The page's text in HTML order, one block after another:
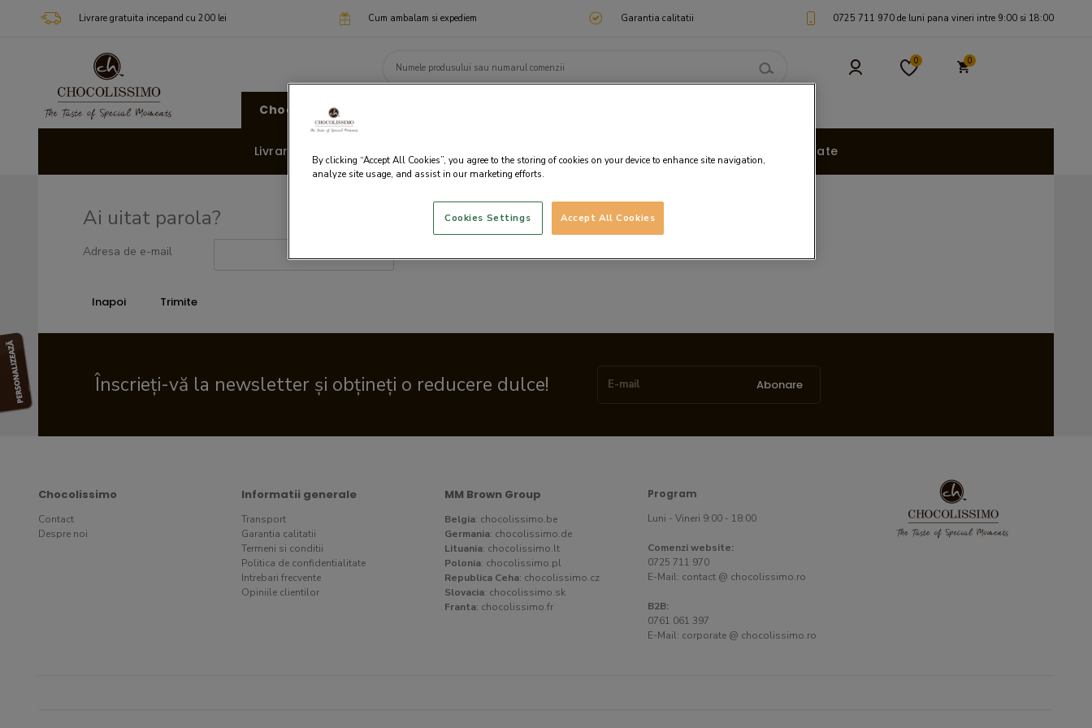
Livrare gratuita incepand cu 200 lei Cum ambalam si expediem Garantia calitatii 0725 711 970 de luni pana vineri intre 9:00 si 18:00
0 0
Chocolissimo
Livrare rapida 🚚 Cadouri Personalizate
Ai uitat parola?
Adresa de e-mail
Înscrieți-vă la newsletter și obțineți o reducere dulce! Abonare
Chocolissimo
Contact
Despre noi
Informatii generale
Transport
Garantia calitatii
Termeni si conditii
Politica de confidentialitate
Intrebari frecvente
Opiniile clientilor
MM Brown Group
Belgia: chocolissimo.be
Germania: chocolissimo.de
Lituania: chocolissimo.lt
Polonia: chocolissimo.pl
Republica Ceha: chocolissimo.cz
Slovacia: chocolissimo.sk
Franta: chocolissimo.fr
Program
Luni - Vineri 9:00 - 18:00
Comenzi website:
0725 711 970
E-Mail: contact @ chocolissimo.ro
B2B:
0761 061 397
E-Mail: corporate @ chocolissimo.ro
By clicking “Accept All Cookies”, you agree to the storing of cookies on your device to enhance site navigation,
analyze site usage, and assist in our marketing efforts.
Accept All Cookies
Cookies Settings